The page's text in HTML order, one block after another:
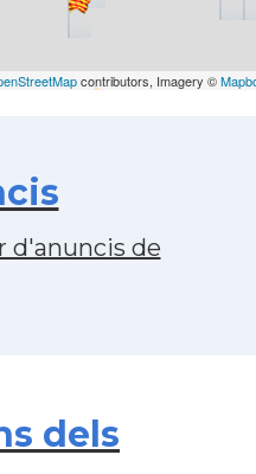
contributors, Imagery ©
d'anuncis de
dels